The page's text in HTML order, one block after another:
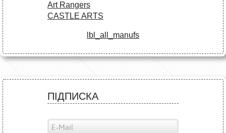
Art Rangers
CASTLE ARTS
lbl_all_manufs
ПІДПИСКА